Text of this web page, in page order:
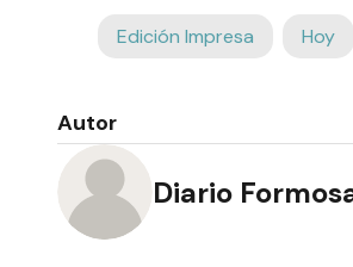
Edición Impresa Hoy
Autor
Diario